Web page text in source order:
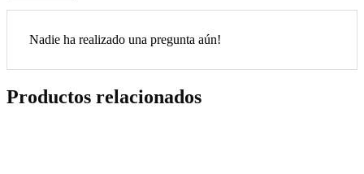
Nadie ha realizado una pregunta aún!
Productos relacionados